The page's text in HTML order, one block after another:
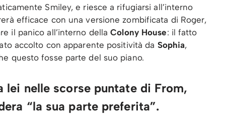
Smiley, e riesce a rifugiarsi all’interno
efficace con una versione zombificata di Roger,
il panico all’interno dellaColony House: il fatto
accolto con apparente positività da Sophia,
questo fosse parte del suo piano.
lei nelle scorse puntate di From,
“la sua parte preferita”.